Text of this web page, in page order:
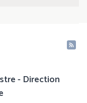
- Direction